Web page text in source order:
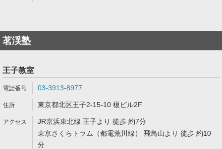
茗渓塾
王子教室
03-3913-8977
東京都北区王子2-15-10 榎ビル2F
JR京浜東北線 王子より 徒歩 約7分
東京さくらトラム（都電荒川線） 飛鳥山より 徒歩 約10
分